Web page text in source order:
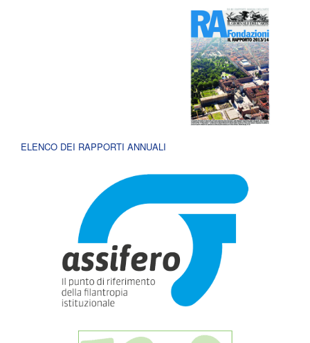
ELENCO DEI RAPPORTI ANNUALI